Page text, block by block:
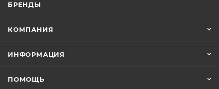
БРЕНДЫ
КОМПАНИЯ
ИНФОРМАЦИЯ
ПОМОЩЬ